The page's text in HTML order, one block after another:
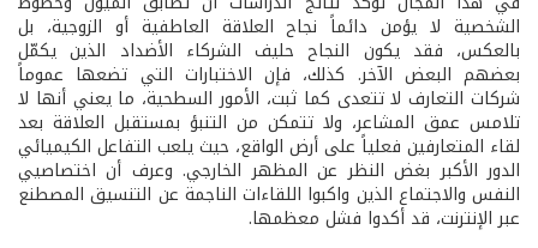
الشخصية لا يؤمن دائماً نجاح العلاقة العاطفية أو الزوجية، بل
بالعكس، فقد يكون النجاح حليف الشركاء الأضداد الذين يكمّل
بعضهم البعض الآخر. كذلك، فإن الاختبارات التي تضعها عموماً
شركات التعارف لا تتعدى كما ثبت، الأمور السطحية، ما يعني أنها لا
تلامس عمق المشاعر، ولا تتمكن من التنبؤ بمستقبل العلاقة بعد
لقاء المتعارفين فعلياً على أرض الواقع، حيث يلعب التفاعل الكيميائي
الدور الأكبر بغض النظر عن المظهر الخارجي. وعرف أن اختصاصيي
النفس والاجتماع الذين واكبوا اللقاءات الناجمة عن التنسيق المصطنع
عبر الإنترنت، قد أكدوا فشل معظمها.